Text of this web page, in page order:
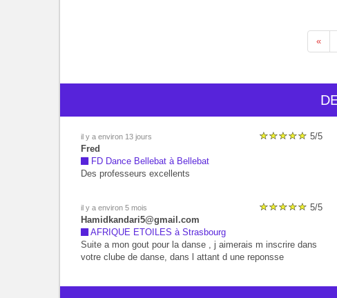
«
il y a environ 13 jours
5/5
Fred
FD Dance Bellebat à Bellebat
Des professeurs excellents
il y a environ 5 mois
5/5
Hamidkandari5@gmail.com
AFRIQUE ETOILES à Strasbourg
Suite a mon gout pour la danse , j aimerais m inscrire dans
votre clube de danse, dans l attant d une reponsse